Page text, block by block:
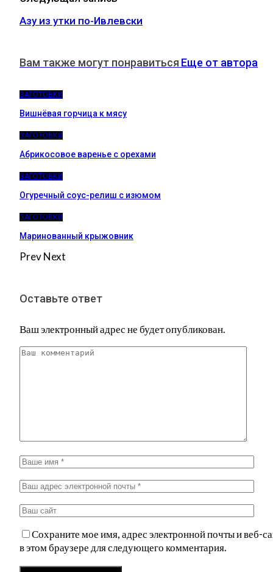
Азу из утки по-Ивлевски
Вам также могут понравиться Еще от автора
ЗАГОТОВКИ
Вишнёвая горчица к мясу
ЗАГОТОВКИ
Абрикосовое варенье с орехами
ЗАГОТОВКИ
Огуречный соус-релиш с изюмом
ЗАГОТОВКИ
Маринованный крыжовник
PrevNext
Оставьте ответ
Ваш электронный адрес не будет опубликован.
Сохраните мое имя, адрес электронной почты и веб-
в этом браузере для следующего комментария.